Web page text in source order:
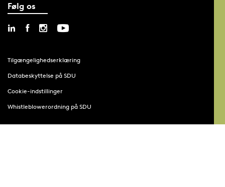
Følg os
Tilgængelighedserklæring
Databeskyttelse på SDU
Cookie-indstillinger
Whistleblowerordning på SDU